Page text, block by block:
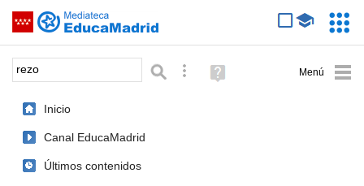
Saltar navegación
Palabra o frase: Búsqueda avanzada
Ayuda
(en
Inicio
Canal EducaMadrid
Últimos contenidos